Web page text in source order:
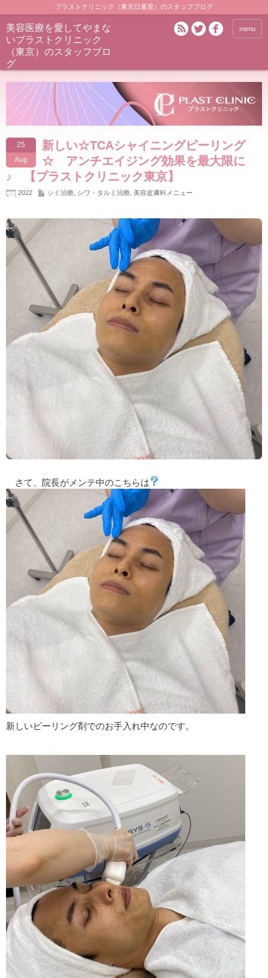
プラストクリニック（東京日暮里）のスタッフブログ
美容医療を愛してやまな
いプラストクリニック
（東京）のスタッフブロ
グ
menu
25
Aug
新しい☆TCAシャイニングピーリング
☆ アンチエイジング効果を最大限に
♪ 【プラストクリニック東京】
2022 シミ治療 シワ・タルミ治療 美容皮膚科メニュー
さて、院長がメンテ中のこちらは
新しいピーリング剤でのお手入れ中なのです。